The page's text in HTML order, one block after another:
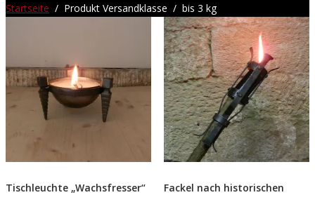
Startseite / Produkt Versandklasse / bis 3 kg
Tischleuchte „Wachsfresser“
Fackel nach historischen